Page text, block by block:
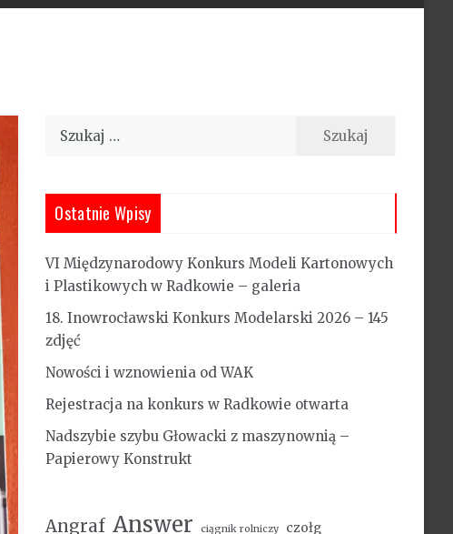
Szukaj:
Ostatnie Wpisy
VI Międzynarodowy Konkurs Modeli Kartonowych
i Plastikowych w Radkowie – galeria
18. Inowrocławski Konkurs Modelarski 2026 – 145
zdjęć
Nowości i wznowienia od WAK
Rejestracja na konkurs w Radkowie otwarta
Nadszybie szybu Głowacki z maszynownią –
Papierowy Konstrukt
Angraf Answer ciągnik rolniczy czołg